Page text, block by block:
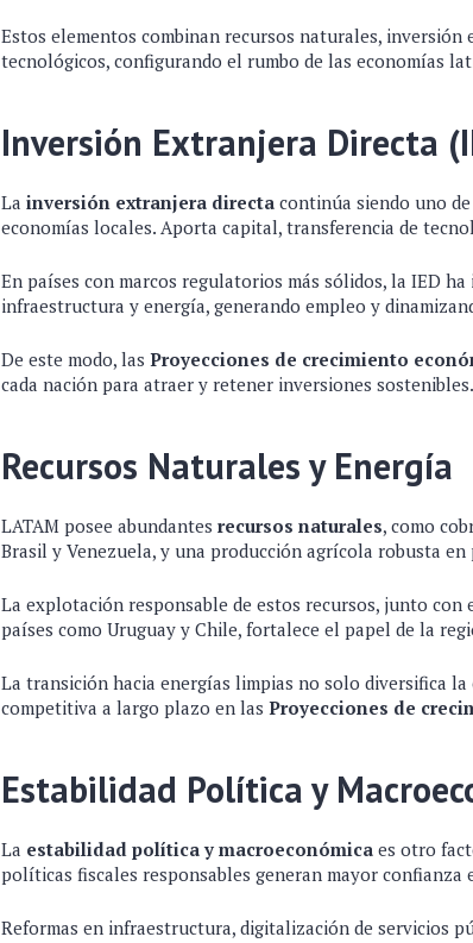
Estos elementos combinan recursos naturales,
tecnológicos, configurando el rumbo de las economías
Inversión Extranjera Directa
La inversión extranjera directa continúa siendo uno
economías locales. Aporta capital, transferencia de
En países con marcos regulatorios más sólidos, la IED
infraestructura y energía, generando empleo y
De este modo, las Proyecciones de crecimiento
cada nación para atraer y retener inversiones sostenibles.
Recursos Naturales y Energía
LATAM posee abundantes recursos naturales, como
Brasil y Venezuela, y una producción agrícola robusta
La explotación responsable de estos recursos, junto con
países como Uruguay y Chile, fortalece el papel de la
La transición hacia energías limpias no solo diversifica
competitiva a largo plazo en las Proyecciones de
Estabilidad Política y
La estabilidad política y macroeconómica es otro
políticas fiscales responsables generan mayor confianza
Reformas en infraestructura, digitalización de servicios